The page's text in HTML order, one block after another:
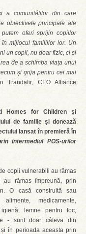
a comunităților din care
obiectivele principale ale
oferi sprijin copiilor
mijlocul familiilor lor. Un
un copil, nu doar fizic, ci și
de a schimba viața unui
și grija pentru cei mai
Trandafir, CEO Alliance
Homes for Children și
de familie și donează
lansat în premieră în
intermediul POS-urilor
copii vulnerabili au rămas
rămas împreună, prin
O casă construită sau
medicamente,
lemne pentru foc,
- sunt doar câteva din
în perioada aceasta prin